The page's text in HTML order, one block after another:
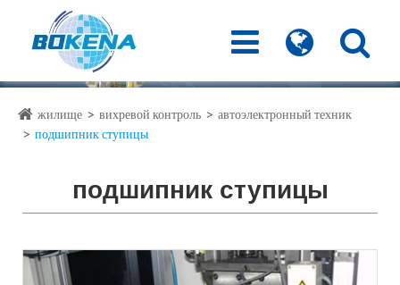
жилище вихревой контроль
автоэлектронный техник
подшипник ступицы
подшипник ступицы